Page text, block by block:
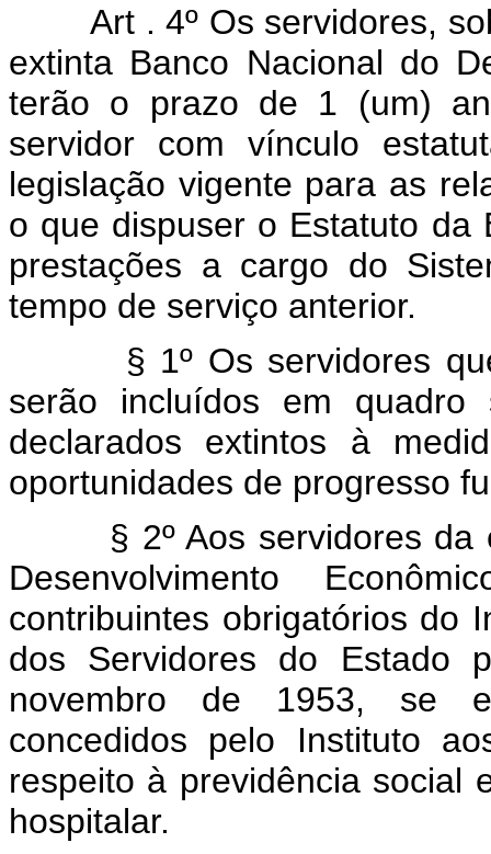
Art . 4º Os servidores,
extinta Banco Nacional do
terão o prazo de 1 (um)
servidor com vínculo
legislação vigente para as
o que dispuser o Estatuto da
prestações a cargo do
tempo de serviço
§ 1º Os servidores que
serão incluídos em quadro
declarados extintos à
oportunidades de progresso
§ 2º Aos servidores da
Desenvolvimento
contribuintes obrigatórios do
dos Servidores do Estado
novembro de 1953, se
concedidos pelo Instituto
respeito à previdência social
hospitalar.